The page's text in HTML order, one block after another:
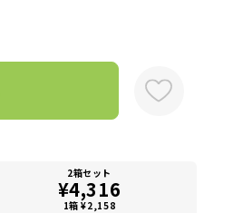
2箱セット
¥4,316
1箱 ¥2,158